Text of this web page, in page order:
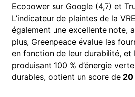
Ecopower sur Google (4,7) et
L’indicateur de plaintes de la
également une excellente note,
plus, Greenpeace évalue les
en fonction de leur durabilité, et
produisant 100 % d’énergie
durables, obtient un score de 20